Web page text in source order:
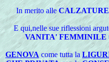
In merito alle
E qui,nelle sue riflessioni
VANITA' FEMMINILE
GENOVAcome tutta la